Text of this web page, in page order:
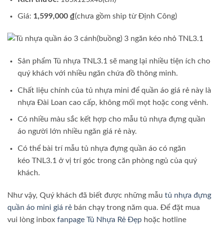
Giá: 1,599,000 ₫(chưa gồm ship từ Định Công)
Sản phẩm Tủ nhựa TNL3.1 sẽ mang lại nhiều tiện ích cho
quý khách với nhiều ngăn chứa đồ thông minh.
Chất liệu chính của tủ nhựa mini để quần áo giá rẻ này là
nhựa Đài Loan cao cấp, không mối mọt hoặc cong vênh.
Có nhiều màu sắc kết hợp cho mẫu tủ nhựa đựng quần
áo người lớn nhiều ngăn giá rẻ này.
Có thể bài trí mẫu tủ nhựa đựng quần áo có ngăn
kéo TNL3.1 ở vị trí góc trong căn phòng ngủ của quý
khách.
Như vậy, Quý khách đã biết được những mẫu tủ nhựa đựng
quần áo mini giá rẻ bán chạy trong năm qua. Để đặt mua
vui lòng inbox fanpage Tủ Nhựa Rẻ Đẹp hoặc hotline